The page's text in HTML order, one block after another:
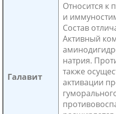
Галавит
Относится к
и
Состав
Активный
натрия.
также
активации